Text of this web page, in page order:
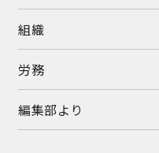
組織
労務
編集部より